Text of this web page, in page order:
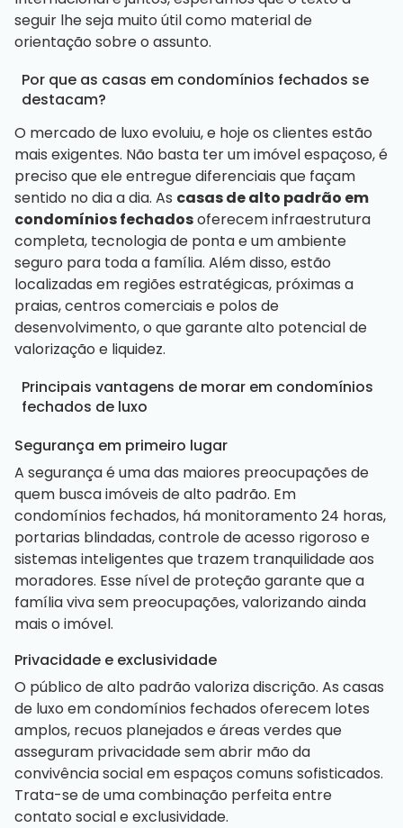
seguir lhe seja muito útil como material de
orientação sobre o assunto.
Por que as casas em condomínios fechados se
destacam?
O mercado de luxo evoluiu, e hoje os clientes estão
mais exigentes. Não basta ter um imóvel espaçoso, é
preciso que ele entregue diferenciais que façam
sentido no dia a dia. As casas de alto padrão em
condomínios fechadosoferecem infraestrutura
completa, tecnologia de ponta e um ambiente
seguro para toda a família. Além disso, estão
localizadas em regiões estratégicas, próximas a
praias, centros comerciais e polos de
desenvolvimento, o que garante alto potencial de
valorização e liquidez.
Principais vantagens de morar em condomínios
fechados de luxo
Segurança em primeiro lugar
A segurança é uma das maiores preocupações de
quem busca imóveis de alto padrão. Em
condomínios fechados, há monitoramento 24 horas,
portarias blindadas, controle de acesso rigoroso e
sistemas inteligentes que trazem tranquilidade aos
moradores. Esse nível de proteção garante que a
família viva sem preocupações, valorizando ainda
mais o imóvel.
Privacidade e exclusividade
O público de alto padrão valoriza discrição. As casas
de luxo em condomínios fechados oferecem lotes
amplos, recuos planejados e áreas verdes que
asseguram privacidade sem abrir mão da
convivência social em espaços comuns sofisticados.
Trata-se de uma combinação perfeita entre
contato social e exclusividade.